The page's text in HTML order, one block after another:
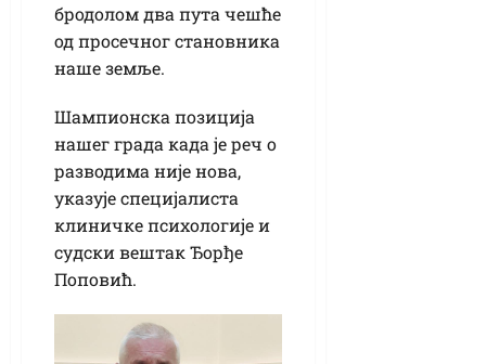
бродолом два пута чешће
од просечног становника
наше земље.
Шампионска позиција
нашег града када је реч о
разводима није нова,
указује специјалиста
клиничке психологије и
судски вештак Ђорђе
Поповић.